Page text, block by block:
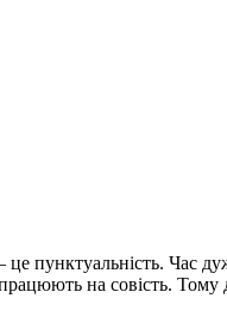
пунктуальність. Час
на совість. Тому